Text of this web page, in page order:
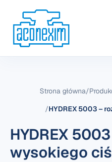
Strona główna/
/HYDREX 5003 –
HYDREX
wysokiego